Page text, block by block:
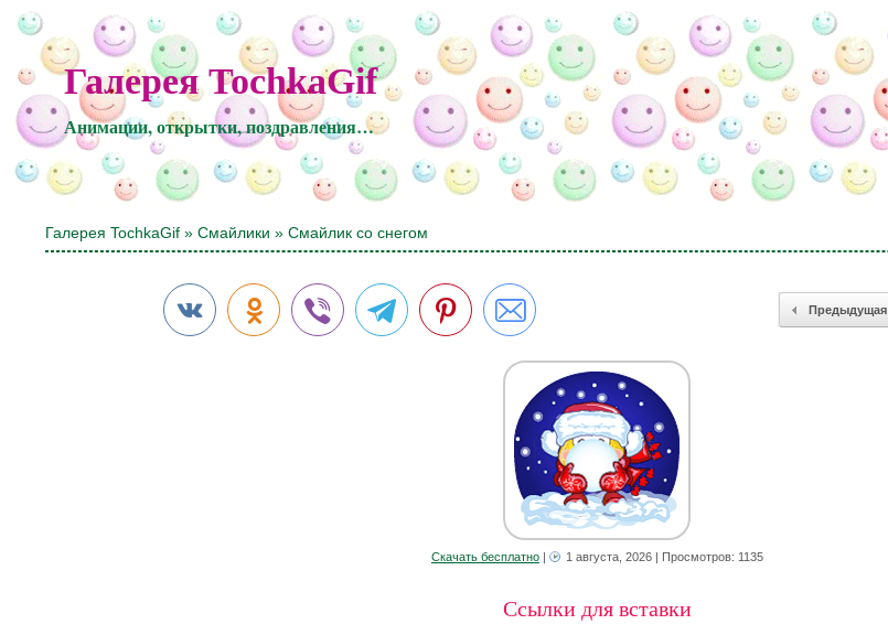
Галерея TochkaGif
Анимации, открытки, поздравления…
Галерея TochkaGif »Смайлики » Смайлик со снегом
Предыдущая
Скачать бесплатно| 1 августа, 2026| Просмотров: 1135
Ссылки для вставки